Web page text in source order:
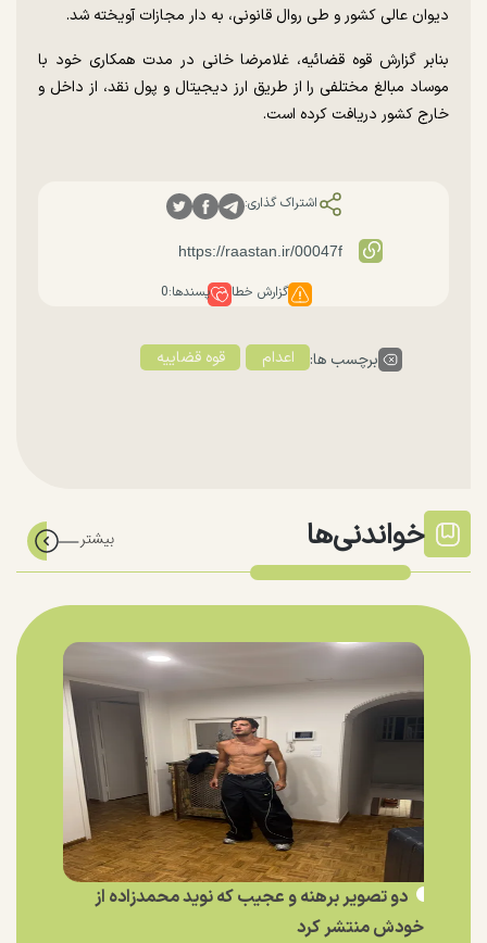
دیوان عالی کشور و طی روال قانونی، به دار مجازات آویخته شد.
بنابر گزارش قوه قضائیه، غلامرضا خانی در مدت همکاری خود با
موساد مبالغ مختلفی را از طریق ارز دیجیتال و پول نقد، از داخل و
خارج کشور دریافت کرده است.
اشتراک گذاری:
گزارش خطا پسندها:0
برچسب ها: اعدام قوه قضاییه
خواندنی‌ها
دو تصویر برهنه و عجیب که نوید محمدزاده از
خودش منتشر کرد